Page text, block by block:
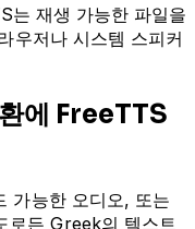
재생 가능한 파일을
우저나 시스템 스피커
에 FreeTTS
가능한 오디오, 또는
로든 Greek의 텍스트